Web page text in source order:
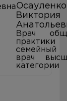
Осауленко
Виктория
Врач
семейный
врач
категории